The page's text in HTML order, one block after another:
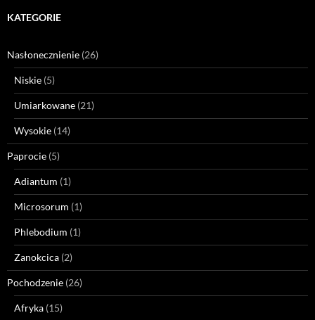
KATEGORIE
Nasłonecznienie (26)
Niskie (5)
Umiarkowane (21)
Wysokie (14)
Paprocie (5)
Adiantum (1)
Microsorum (1)
Phlebodium (1)
Zanokcica (2)
Pochodzenie (26)
Afryka (15)